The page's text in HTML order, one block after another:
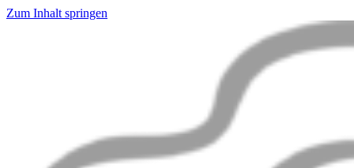
Zum Inhalt springen